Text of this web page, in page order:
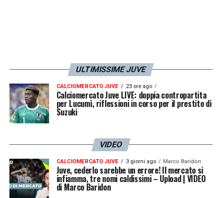
ULTIMISSIME JUVE
CALCIOMERCATO JUVE 23 ore ago
Calciomercato Juve LIVE: doppia contropartita
per Lucumì, riflessioni in corso per il prestito di
Suzuki
VIDEO
CALCIOMERCATO JUVE 3 giorni ago Marco Baridon
Juve, cederlo sarebbe un errore! Il mercato si
infiamma, tre nomi caldissimi – Upload | VIDEO
di Marco Baridon